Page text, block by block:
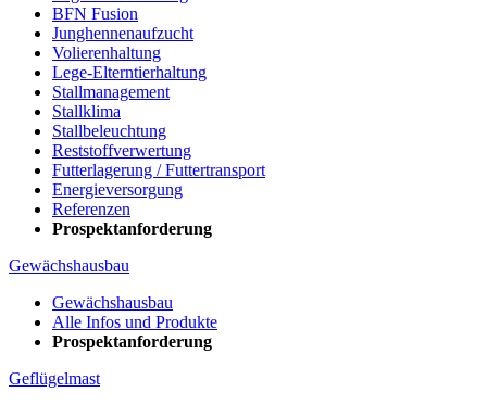
BFN Fusion
Junghennenaufzucht
Volierenhaltung
Lege-Elterntierhaltung
Stallmanagement
Stallklima
Stallbeleuchtung
Reststoffverwertung
Futterlagerung / Futtertransport
Energieversorgung
Referenzen
Prospektanforderung
Gewächshausbau
Gewächshausbau
Alle Infos und Produkte
Prospektanforderung
Geflügelmast